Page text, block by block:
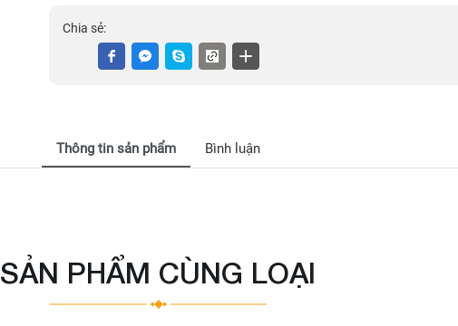
Chia sẻ:
Thông tin sản phẩm Bình luận
SẢN PHẨM CÙNG LOẠI